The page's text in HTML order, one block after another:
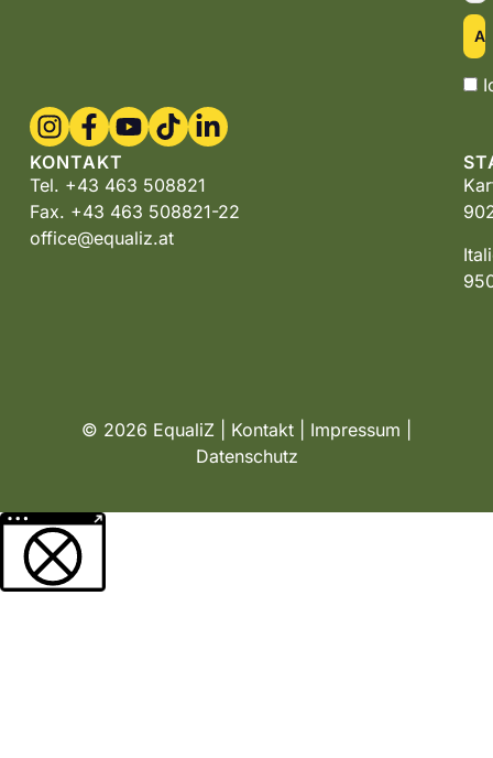
KONTAKT
Tel. +43 463 508821
Fax. +43 463 508821-22
office@equaliz.at
© 2026 EqualiZ | Kontakt Impressum
Datenschutz
Weitere Informationen über den gesperrten Inhalt.